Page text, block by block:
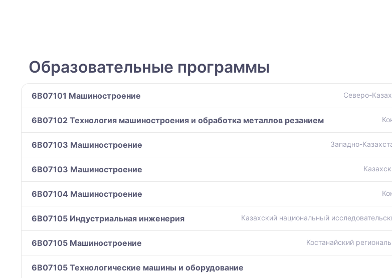
Образовательные программы
6B07101 Машиностроение Северо-
6B07102 Технология машиностроения и обработка металлов резанием
6B07103 Машиностроение Западно-
6B07103 Машиностроение
6B07104 Машиностроение
6B07105 Индустриальная инженерия Казахский национальный
6B07105 Машиностроение Костанайский
6B07105 Технологические машины и оборудование